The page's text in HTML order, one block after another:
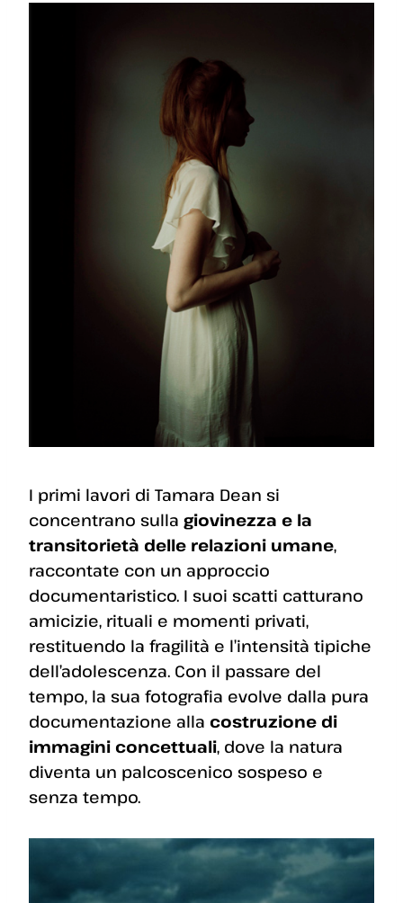
I primi lavori di Tamara Dean si
concentrano sulla giovinezza e la
transitorietà delle relazioni umane,
raccontate con un approccio
documentaristico. I suoi scatti catturano
amicizie, rituali e momenti privati,
restituendo la fragilità e l’intensità tipiche
dell’adolescenza. Con il passare del
tempo, la sua fotografia evolve dalla pura
documentazione alla costruzione di
immagini concettuali, dove la natura
diventa un palcoscenico sospeso e
senza tempo.